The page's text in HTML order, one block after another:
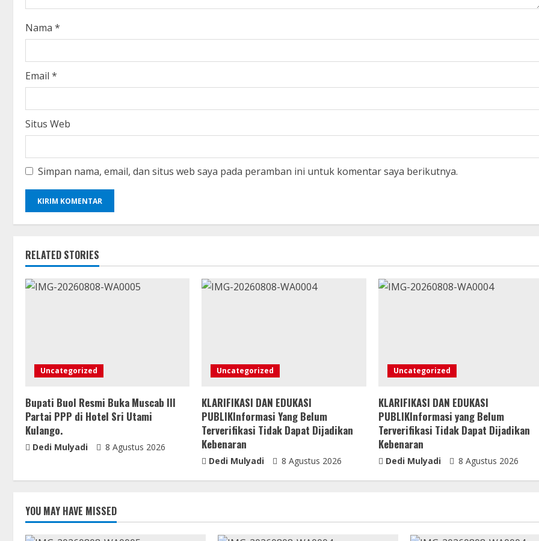
i
n
g
Nama *
Email *
Situs Web
Simpan nama, email, dan situs web saya pada peramban ini untuk komentar saya berikutnya.
RELATED STORIES
Uncategorized
Bupati Buol Resmi Buka Muscab III
Partai PPP di Hotel Sri Utami
Kulango.
Dedi Mulyadi 8 Agustus 2026
Uncategorized
KLARIFIKASI DAN EDUKASI
PUBLIKInformasi Yang Belum
Terverifikasi Tidak Dapat Dijadikan
Kebenaran
Dedi Mulyadi 8 Agustus 2026
Uncategorized
KLARIFIKASI DAN EDUKASI
PUBLIKInformasi yang Belum
Terverifikasi Tidak Dapat Dijadikan
Kebenaran
Dedi Mulyadi 8 Agustus 2026
YOU MAY HAVE MISSED